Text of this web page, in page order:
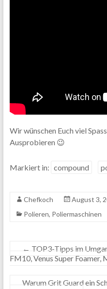
Wir wünschen Euch viel
Ausprobieren 😉
Markiert in: compound
Chefkoch
August 3,
Polieren, Poliermaschinen
← TOP3-Tipps im
FM10, Venus Super Foamer,
Warum Grit Guard ein